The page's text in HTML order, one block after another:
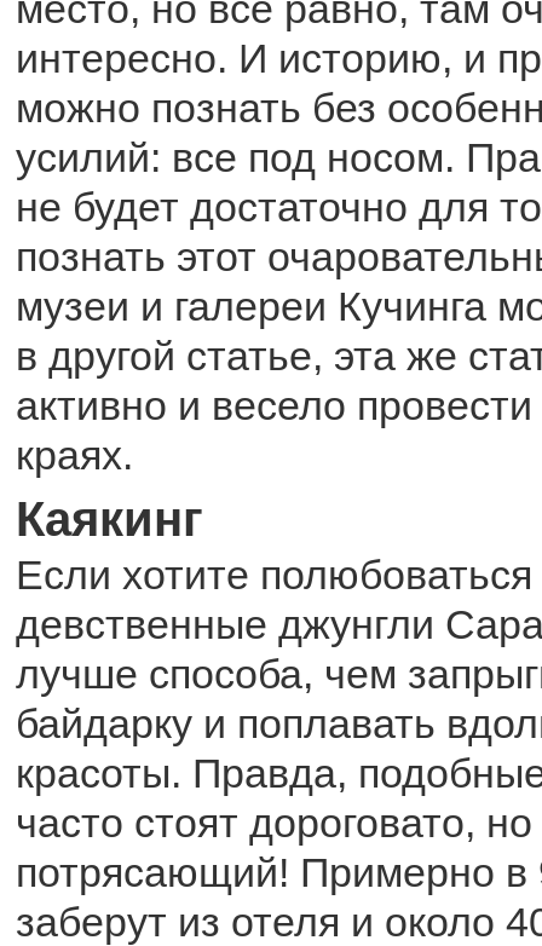
интересно. И историю, и
можно познать без
усилий: все под носом.
не будет достаточно для
познать этот
музеи и галереи Кучинга
в другой статье, эта же
активно и весело
краях.
Каякинг
Если хотите
девственные джунгли
лучше способа, чем
байдарку и поплавать
красоты. Правда,
часто стоят дороговато,
потрясающий! Примерно в
заберут из отеля и около